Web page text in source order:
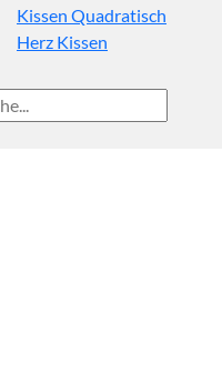
Kissen Quadratisch
Herz Kissen